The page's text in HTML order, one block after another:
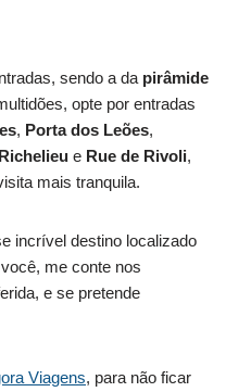
sendo a da pirâmide
opte por entradas
, Porta dos Leões,
e Rue de Rivoli,
mais tranquila.
incrível destino localizado
me conte nos
e se pretende
Viagens, para não ficar